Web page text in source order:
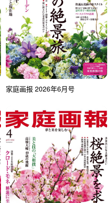
家庭画报 2026年6月号